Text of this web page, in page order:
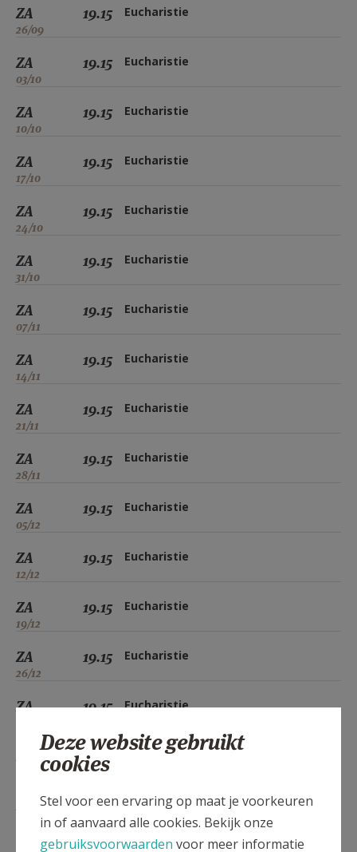
ZA
26/09
19.15 Eucharistie
ZA
03/10
19.15 Eucharistie
ZA
10/10
19.15 Eucharistie
ZA
17/10
19.15 Eucharistie
ZA
24/10
19.15 Eucharistie
ZA
31/10
19.15 Eucharistie
ZA
07/11
19.15 Eucharistie
ZA
14/11
19.15 Eucharistie
ZA
21/11
19.15 Eucharistie
ZA
28/11
19.15 Eucharistie
ZA
05/12
19.15 Eucharistie
ZA
12/12
19.15 Eucharistie
ZA
19/12
19.15 Eucharistie
ZA
26/12
19.15 Eucharistie
ZA 19.15 Eucharistie
09/01
19.15 Eucharistie
16/01
19.15 Eucharistie
Deze website gebruikt
cookies
Stel voor een ervaring op maat je voorkeuren
in of aanvaard alle cookies. Bekijk onze
gebruiksvoorwaarden voor meer informatie